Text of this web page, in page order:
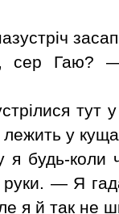
сер Гаю? —
тут
лежить у
будь-коли
руки. — Я
я й так не